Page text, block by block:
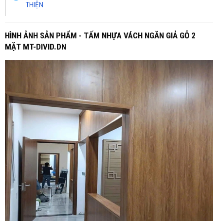
THIỆN
HÌNH ẢNH SẢN PHẨM - TẤM NHỰA VÁCH NGĂN GIẢ GỖ 2
MẶT MT-DIVID.DN